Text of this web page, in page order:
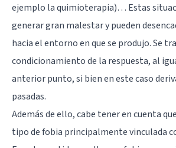
ejemplo la quimioterapia)… Estas
generar gran malestar y pueden
hacia el entorno en que se produjo. Se
condicionamiento de la respuesta, al
anterior punto, si bien en este caso
pasadas.
Además de ello, cabe tener en cuenta
tipo de fobia principalmente vinculada